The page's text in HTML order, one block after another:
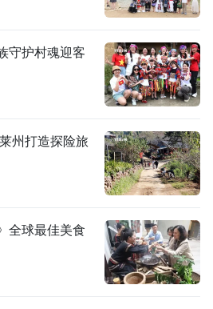
守护村魂迎客
州打造探险旅
全球最佳美食